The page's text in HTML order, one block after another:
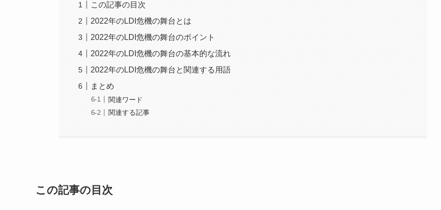
この記事の目次
2022年のLDI危機の舞台とは
2022年のLDI危機の舞台のポイント
2022年のLDI危機の舞台の基本的な流れ
2022年のLDI危機の舞台と関連する用語
まとめ
関連ワード
関連する記事
この記事の目次